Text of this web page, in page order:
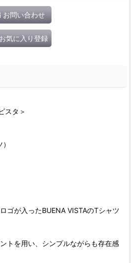
お問い合わせ
お気に入り登録
スタ＞
ゴが入ったBUENA VISTAのTシャツ
トを用い、シンプルながらも存在感